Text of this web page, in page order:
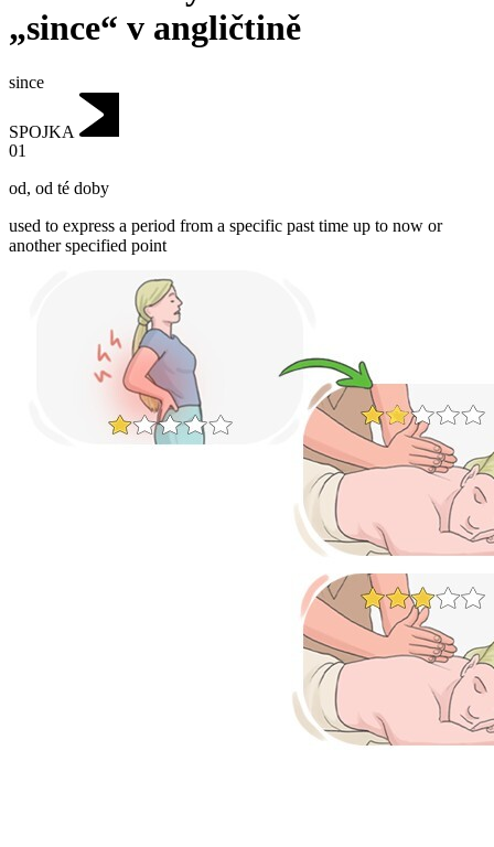
„since“ v angličtině
since
SPOJKA
01
od, od té doby
used to express a period from a specific past time up to now or
another specified point